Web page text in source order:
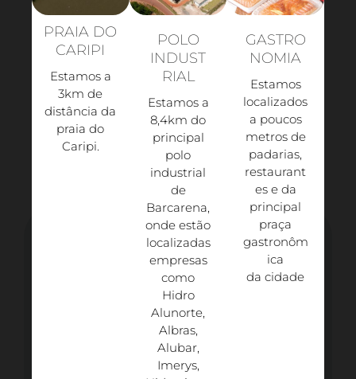
PRAIA DO
CARIPI
Estamos a
3km de
distância da
praia do
Caripi.​
POLO
INDUST
RIAL
Estamos a
8,4km do
principal
polo
industrial
de
Barcarena,
onde estão
localizadas
empresas
como
Hidro
Alunorte,
Albras,
Alubar,
Imerys,
GASTRO
NOMIA
Estamos
localizados
a poucos
metros de
padarias,
restaurant
es e da
principal
praça
gastronôm
ica
da cidade